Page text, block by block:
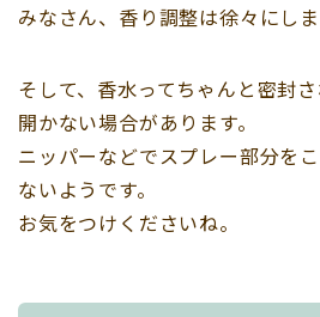
みなさん、香り調整は徐々にしま
そして、香水ってちゃんと密封
開かない場合があります。
ニッパーなどでスプレー部分を
ないようです。
お気をつけくださいね。